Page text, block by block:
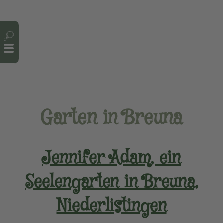
Garten in Breuna
Jennifer Adam, ein
Seelengarten in Breuna,
Niederlistingen